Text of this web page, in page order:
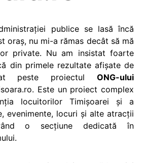
publice se lasă încă
oraş, nu mi-a rămas decât să mă
private. Nu am insistat foarte
din primele rezultate afişate de
peste proiectul ONG-ului
Este un proiect complex
locuitorilor Timişoarei şi a
evenimente, locuri şi alte atracţii
o secţiune dedicată în